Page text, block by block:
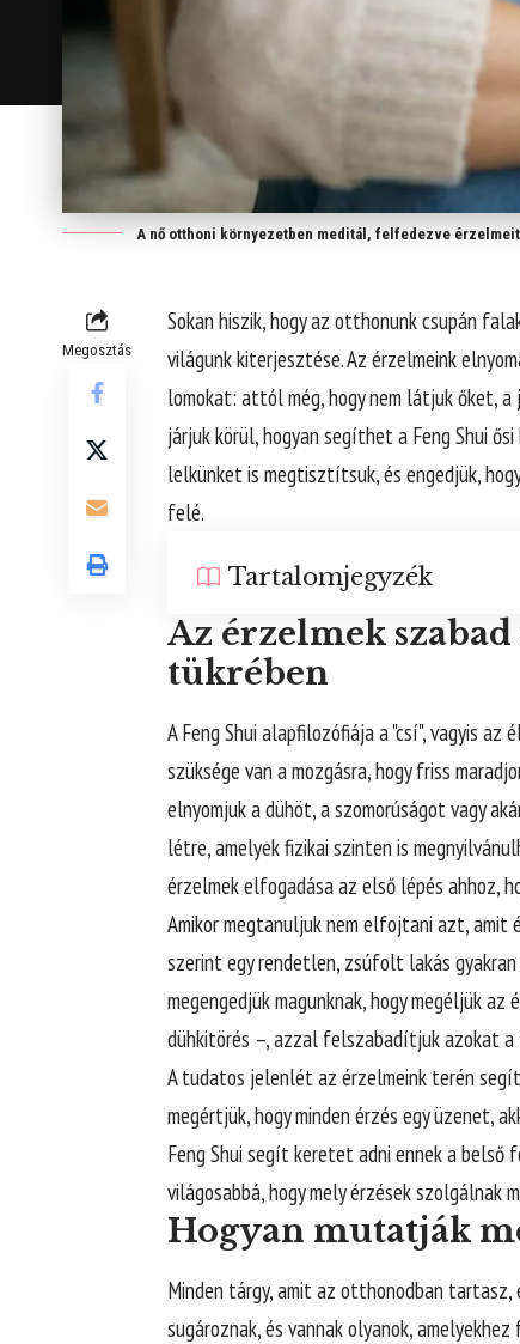
A nő otthoni környezetben meditál, felfedezve
Megosztás
Sokan hiszik, hogy az otthonunk csupán
világunk kiterjesztése. Az érzelmeink
lomokat: attól még, hogy nem látjuk őket,
járjuk körül, hogyan segíthet a Feng Shui
lelkünket is megtisztítsuk, és engedjük,
felé.
Tartalomjegyzék
Az érzelmek
tükrében
A Feng Shui alapfilozófiája a "csí", vagyis
szüksége van a mozgásra, hogy friss
elnyomjuk a dühöt, a szomorúságot vagy
létre, amelyek fizikai szinten is
érzelmek elfogadása az első lépés ahhoz,
Amikor megtanuljuk nem elfojtani azt, amit
szerint egy rendetlen, zsúfolt lakás
megengedjük magunknak, hogy megéljük
dühkitörés –, azzal felszabadítjuk azokat a
A tudatos jelenlét az érzelmeink terén
megértjük, hogy minden érzés egy üzenet,
Feng Shui segít keretet adni ennek a belső
világosabbá, hogy mely érzések szolgálnak
Hogyan mutatják
Minden tárgy, amit az otthonodban tartasz,
sugároznak, és vannak olyanok,